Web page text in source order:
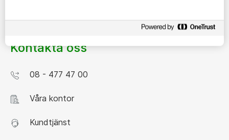
Kontakta oss
08 - 477 47 00
Våra kontor
Kundtjänst